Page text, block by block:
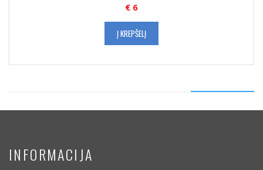
€ 6
Į KREPŠELĮ
INFORMACIJA